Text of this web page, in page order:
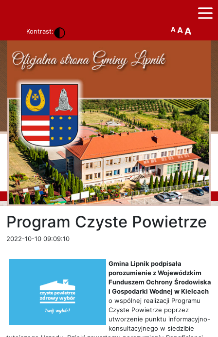
Kontrast: A AA
Program Czyste Powietrze
2022-10-10 09:09:10
Gmina Lipnik podpisała
porozumienie z Wojewódzkim
Funduszem Ochrony Środowiska
i Gospodarki Wodnej w Kielcach
o wspólnej realizacji Programu
Czyste Powietrze poprzez
utworzenie punktu informacyjno-
konsultacyjnego w siedzibie